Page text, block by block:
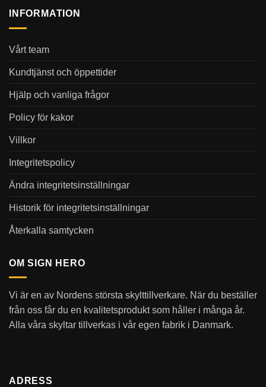
INFORMATION
Vårt team
Kundtjänst och öppettider
Hjälp och vanliga frågor
Policy för kakor
Villkor
Integritetspolicy
Ändra integritetsinställningar
Historik för integritetsinställningar
Återkalla samtycken
OM SIGN HERO
Vi är en av Nordens största skylttillverkare. När du beställer
från oss får du en kvalitetsprodukt som håller i många år.
Alla våra skyltar tillverkas i vår egen fabrik i Danmark.
ADRESS